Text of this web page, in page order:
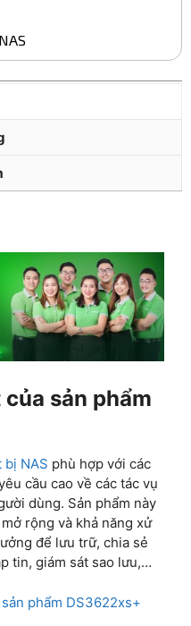
sản phẩm
bị NAS phù hợp với các
cầu cao về các tác vụ
dùng. Sản phẩm này
rộng và khả năng xử
để lưu trữ, chia sẻ
tin, giám sát sao lưu,…
phẩm DS3622xs+